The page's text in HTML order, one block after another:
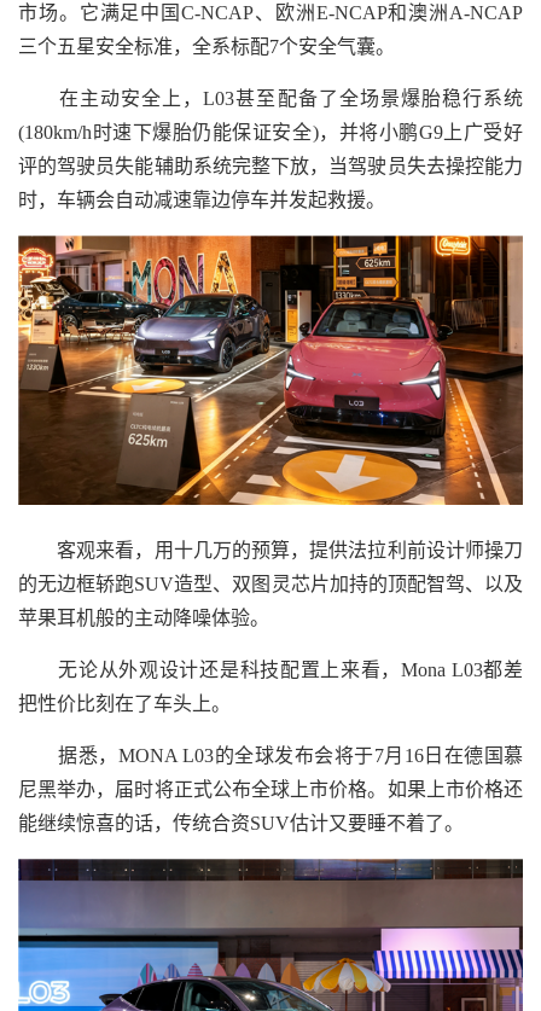
市场。它满足中国C-NCAP、欧洲E-NCAP和澳洲A-NCAP
三个五星安全标准，全系标配7个安全气囊。
在主动安全上，L03甚至配备了全场景爆胎稳行系统
(180km/h时速下爆胎仍能保证安全)，并将小鹏G9上广受好
评的驾驶员失能辅助系统完整下放，当驾驶员失去操控能力
时，车辆会自动减速靠边停车并发起救援。
客观来看，用十几万的预算，提供法拉利前设计师操刀
的无边框轿跑SUV造型、双图灵芯片加持的顶配智驾、以及
苹果耳机般的主动降噪体验。
无论从外观设计还是科技配置上来看，Mona L03都差
把性价比刻在了车头上。
据悉，MONA L03的全球发布会将于7月16日在德国慕
尼黑举办，届时将正式公布全球上市价格。如果上市价格还
能继续惊喜的话，传统合资SUV估计又要睡不着了。